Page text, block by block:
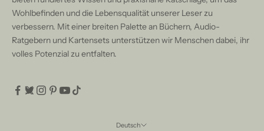
Wohlbefinden und die Lebensqualität unserer Leser zu
verbessern. Mit einer breiten Palette an Büchern, Audio-
Ratgebern und Kartensets unterstützen wir Menschen dabei, ihr
volles Potenzial zu entfalten.
Deutsch